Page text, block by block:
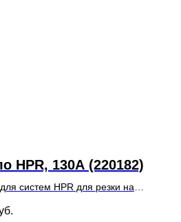
HPR, 130А (220182)
систем HPR для резки на